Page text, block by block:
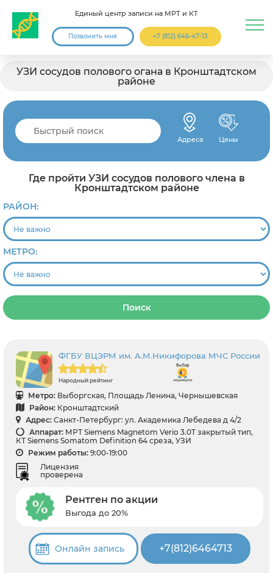
Единый центр записи на МРТ и КТ
Позвонить мне +7 (812) 646-47-13
УЗИ сосудов полового огана в Кронштадтском
районе
Адреса Цены
Где пройти УЗИ сосудов полового члена в
Кронштадтском районе
РАЙОН:
МЕТРО:
Поиск
ФГБУ ВЦЭРМ им. А.М.Никифорова МЧС России
Народный рейтинг
Метро: Выборгская, Площадь Ленина, Чернышевская
Район: Кронштадтский
Адрес: Санкт-Петербург: ул. Академика Лебедева д 4/2
Аппарат: МРТ Siemens Magnetom Verio 3.0T закрытый тип,
КТ Siemens Somatom Definition 64 среза, УЗИ
Режим работы: 9:00-19:00
Лицензия
проверена
Рентген по акции
Выгода до 20%
Онлайн запись +7(812)6464713